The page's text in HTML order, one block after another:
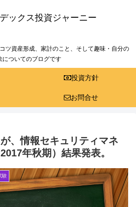
ックス投資ジャーニー
ツ資産形成、家計のこと、そして趣味・自分の
についてのブログです
投資方針
お問合せ
、情報セキュリティマネ
年秋期）結果発表。
験